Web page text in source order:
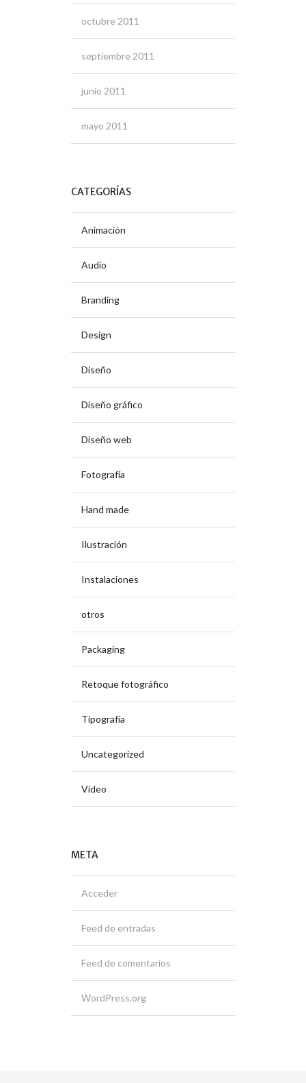
octubre 2011
septiembre 2011
junio 2011
mayo 2011
CATEGORÍAS
Animación
Audio
Branding
Design
Diseño
Diseño gráfico
Diseño web
Fotografía
Hand made
Ilustración
Instalaciones
otros
Packaging
Retoque fotográfico
Tipografía
Uncategorized
Video
META
Acceder
Feed de entradas
Feed de comentarios
WordPress.org